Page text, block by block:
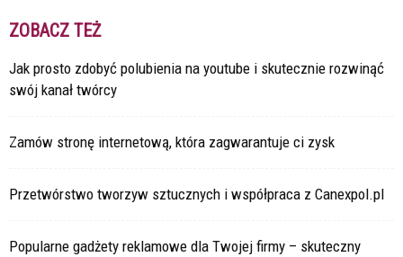
ZOBACZ TEŻ
Jak prosto zdobyć polubienia na youtube i skutecznie rozwinąć
swój kanał twórcy
Zamów stronę internetową, która zagwarantuje ci zysk
Przetwórstwo tworzyw sztucznych i współpraca z Canexpol.pl
Popularne gadżety reklamowe dla Twojej firmy – skuteczny